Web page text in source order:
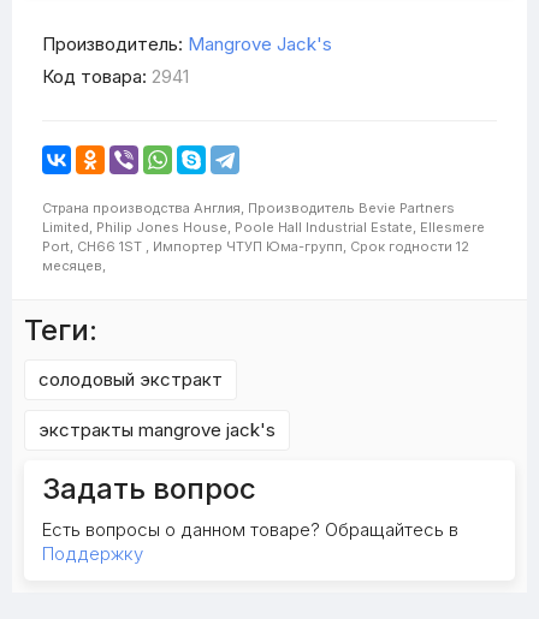
Производитель: Mangrove Jack's
Код товара: 2941
Страна производства Англия, Производитель Bevie Partners
Limited, Philip Jones House, Poole Hall Industrial Estate, Ellesmere
Port, CH66 1ST , Импортер ЧТУП Юма-групп, Срок годности 12
месяцев,
Теги:
солодовый экстракт
экстракты mangrove jack's
Задать вопрос
Есть вопросы о данном товаре? Обращайтесь в
Поддержку